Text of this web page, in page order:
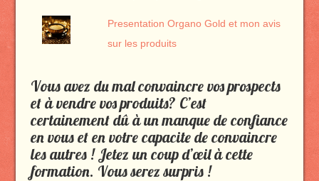
Presentation Organo Gold et mon avis
sur les produits
Vous avez du mal convaincre vos prospects
et à vendre vos produits? C’est
certainement dû à un manque de confiance
en vous et en votre capacite de convaincre
les autres ! Jetez un coup d’œil à cette
formation. Vous serez surpris !